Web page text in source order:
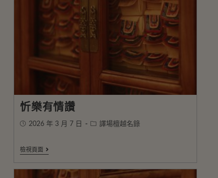
忻樂有情讚
2026 年 3 月 7 日 譯場檀越名錄
檢視頁面